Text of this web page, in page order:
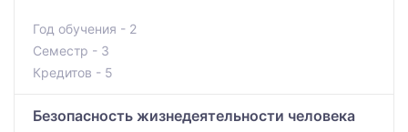
Год обучения - 2
Семестр - 3
Кредитов - 5
Безопасность жизнедеятельности человека